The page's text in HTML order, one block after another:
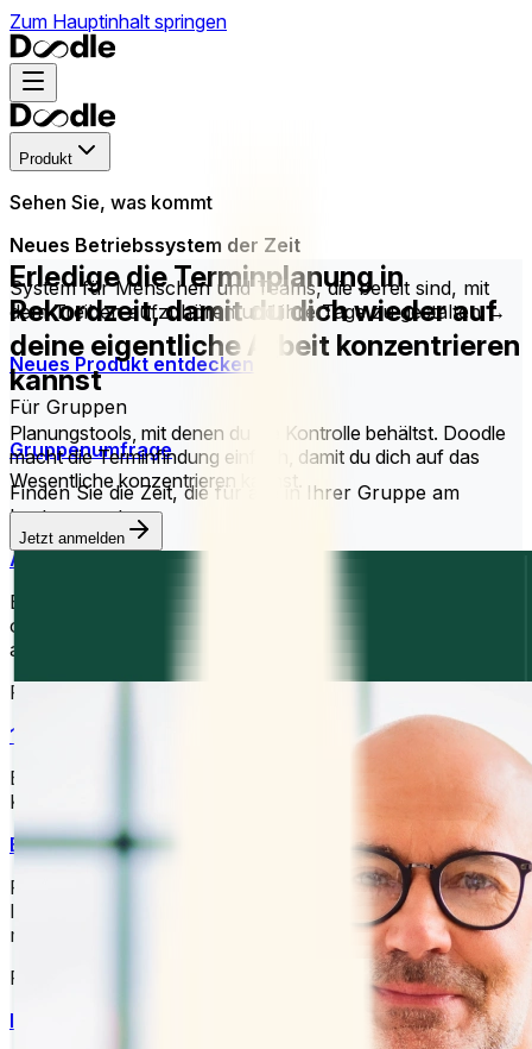
Zum Hauptinhalt springen
Produkt
Sehen Sie, was kommt
Neues Betriebssystem der Zeit
System für Menschen und Teams, die bereit sind, mit
dem Treiben aufzuhören und ihre Tage zu gestalten →
Neues Produkt entdecken
Für Gruppen
Gruppenumfrage
Finden Sie die Zeit, die für alle in Ihrer Gruppe am
besten passt.
Anmeldeliste
Erstellen Sie Anmeldungen für Workshops, Webinare
oder Veranstaltungen und lassen Sie Teilnehmer
auswählen, woran sie teilnehmen möchten.
Für Einzelpersonen
1:1
Bieten Sie eine Liste Ihrer verfügbaren Zeiten an, Ihr
Kunde wählt aus, welche für ihn passt.
Buchungsseite
Richten Sie Ihre Buchungsseite einmal ein, teilen Sie
Ihren Link und lassen Sie Kunden in wenigen Klicks Zeit
mit Ihnen buchen.
Funktionen
Integrationen
Erledige die Terminplanung in
Rekordzeit, damit du dich wieder auf
deine eigentliche Arbeit konzentrieren
kannst
Planungstools, mit denen du die Kontrolle behältst. Doodle
macht die Terminfindung einfach, damit du dich auf das
Wesentliche konzentrieren kannst.
Jetzt anmelden